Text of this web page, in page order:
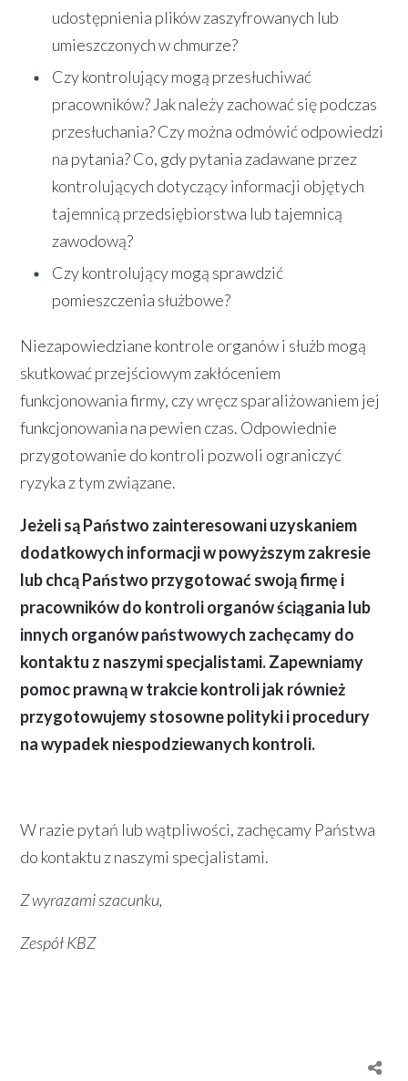
udostępnienia plików zaszyfrowanych lub
umieszczonych w chmurze?
Czy kontrolujący mogą przesłuchiwać
pracowników? Jak należy zachować się podczas
przesłuchania? Czy można odmówić odpowiedzi
na pytania? Co, gdy pytania zadawane przez
kontrolujących dotyczący informacji objętych
tajemnicą przedsiębiorstwa lub tajemnicą
zawodową?
Czy kontrolujący mogą sprawdzić
pomieszczenia służbowe?
Niezapowiedziane kontrole organów i służb mogą
skutkować przejściowym zakłóceniem
funkcjonowania firmy, czy wręcz sparaliżowaniem jej
funkcjonowania na pewien czas. Odpowiednie
przygotowanie do kontroli pozwoli ograniczyć
ryzyka z tym związane.
Jeżeli są Państwo zainteresowani uzyskaniem
dodatkowych informacji w powyższym zakresie
lub chcą Państwo przygotować swoją firmę i
pracowników do kontroli organów ściągania lub
innych organów państwowych zachęcamy do
kontaktu z naszymi specjalistami. Zapewniamy
pomoc prawną w trakcie kontroli jak również
przygotowujemy stosowne polityki i procedury
na wypadek niespodziewanych kontroli.
W razie pytań lub wątpliwości, zachęcamy Państwa
do kontaktu z naszymi specjalistami.
Z wyrazami szacunku,
Zespół KBZ